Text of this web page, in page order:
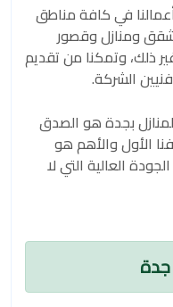
في كافة مناطق
ومنازل وقصور
ذلك، وتمكنا من تقديم
الشركة.
بجدة هو الصدق
الأول والأهم هو
العالية التي لا